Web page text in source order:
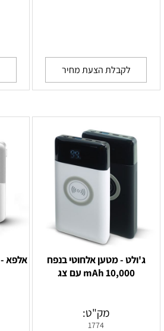
לקבלת הצעת מחיר
ג'ולט - מטען אלחוטי בנפח
10,000 mAh עם צג
מק"ט:
1774